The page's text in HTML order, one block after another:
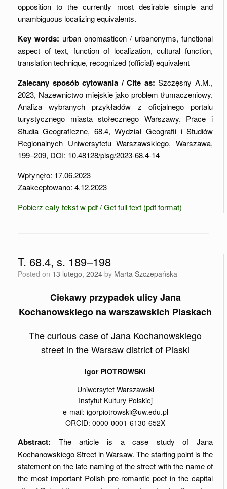
opposition to the currently most desirable simple and
unambiguous localizing equivalents.
Key words: urban onomasticon / urbanonyms, functional
aspect of text, function of localization, cultural function,
translation technique, recognized (official) equivalent
Zalecany sposób cytowania / Cite as: Szczęsny A.M.,
2023, Nazewnictwo miejskie jako problem tłumaczeniowy.
Analiza wybranych przykładów z oficjalnego portalu
turystycznego miasta stołecznego Warszawy, Prace i
Studia Geograficzne, 68.4, Wydział Geografii i Studiów
Regionalnych Uniwersytetu Warszawskiego, Warszawa,
199–209, DOI: 10.48128/pisg/2023-68.4-14
Wpłynęło: 17.06.2023
Zaakceptowano: 4.12.2023
Pobierz cały tekst w pdf / Get full text (pdf format)
T. 68.4, s. 189–198
Posted on 13 lutego, 2024 by Marta Szczepańska
Ciekawy przypadek ulicy Jana
Kochanowskiego na warszawskich Piaskach
The curious case of Jana Kochanowskiego
street in the Warsaw district of Piaski
Igor PIOTROWSKI
Uniwersytet Warszawski
Instytut Kultury Polskiej
e-mail: igorpiotrowski@uw.edu.pl
ORCID: 0000-0001-6130-652X
Abstract: The article is a case study of Jana
Kochanowskiego Street in Warsaw. The starting point is the
statement on the late naming of the street with the name of
the most important Polish pre-romantic poet in the capital